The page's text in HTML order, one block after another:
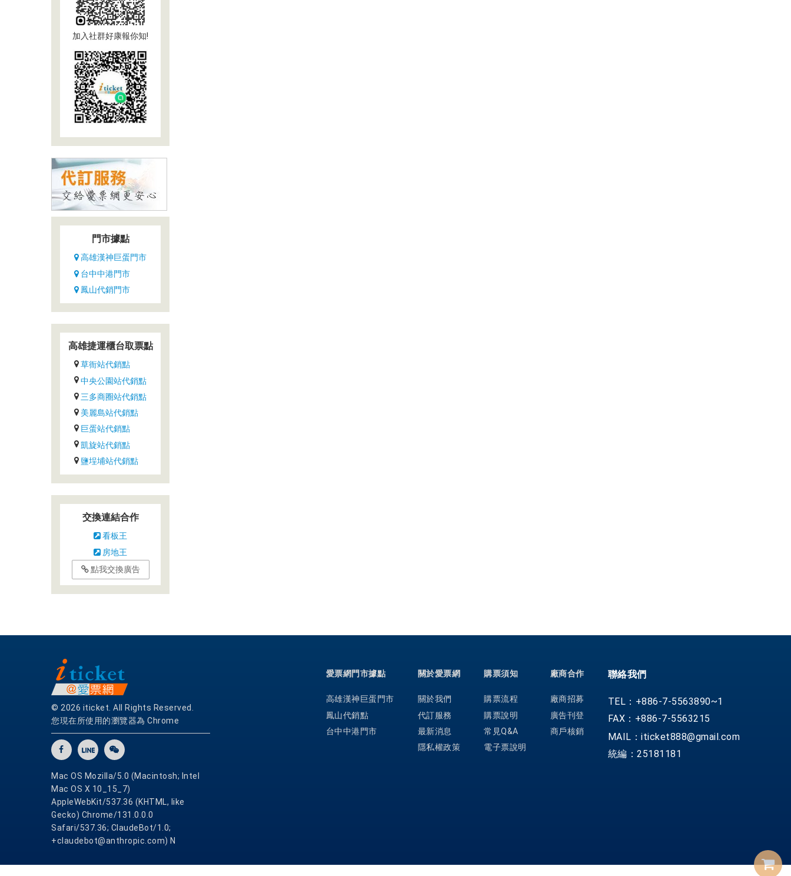
加入社群好康報你知!
門市據點
高雄漢神巨蛋門市
台中中港門市
鳳山代銷門市
高雄捷運櫃台取票點
草衙站代銷點
中央公園站代銷點
三多商圈站代銷點
美麗島站代銷點
巨蛋站代銷點
凱旋站代銷點
鹽埕埔站代銷點
交換連結合作
看板王
房地王
點我交換廣告
© 2026 iticket. All Rights Reserved.
您現在所使用的瀏覽器為 Chrome
Mac OS Mozilla/5.0 (Macintosh; Intel
Mac OS X 10_15_7)
AppleWebKit/537.36 (KHTML, like
Gecko) Chrome/131.0.0.0
Safari/537.36; ClaudeBot/1.0;
+claudebot@anthropic.com) N
聯絡我們
TEL：+886-7-5563890~1
FAX：+886-7-5563215
MAIL：iticket888@gmail.com
統編：25181181
廠商合作
廠商招募
廣告刊登
商戶核銷
購票須知
購票流程
購票說明
常見Q&A
電子票說明
關於愛票網
關於我們
代訂服務
最新消息
隱私權政策
愛票網門市據點
高雄漢神巨蛋門市
鳳山代銷點
台中中港門市